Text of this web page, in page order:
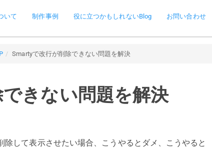
いて 制作事例 役に立つかもしれないBlog お問い合わせ
Smartyで改行が削除できない問題を解決
きない問題を解決
して表示させたい場合、こうやるとダメ、こうやると